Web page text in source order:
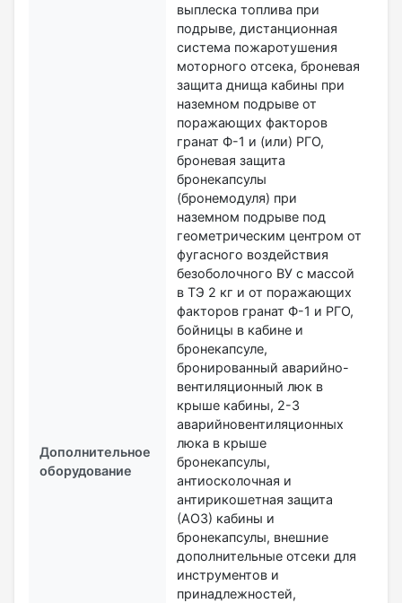
Дополнительное
оборудование
выплеска топлива при
подрыве, дистанционная
система пожаротушения
моторного отсека, броневая
защита днища кабины при
наземном подрыве от
поражающих факторов
гранат Ф-1 и (или) РГО,
броневая защита
бронекапсулы
(бронемодуля) при
наземном подрыве под
геометрическим центром от
фугасного воздействия
безоболочного ВУ с массой
в ТЭ 2 кг и от поражающих
факторов гранат Ф-1 и РГО,
бойницы в кабине и
бронекапсуле,
бронированный аварийно-
вентиляционный люк в
крыше кабины, 2-3
аварийновентиляционных
люка в крыше
бронекапсулы,
антиосколочная и
антирикошетная защита
(АОЗ) кабины и
бронекапсулы, внешние
дополнительные отсеки для
инструментов и
принадлежностей,